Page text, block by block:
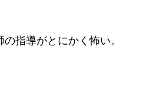
指導がとにかく怖い。